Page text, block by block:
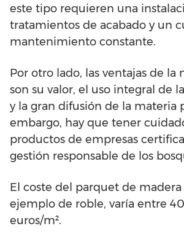
este tipo requieren una
tratamientos de acabado y un
mantenimiento constante.
Por otro lado, las ventajas de la
son su valor, el uso integral de
y la gran difusión de la materia
embargo, hay que tener
productos de empresas
gestión responsable de los
El coste del parquet de
ejemplo de roble, varía entre
euros/m².